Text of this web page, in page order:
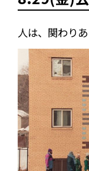
人は、関わり